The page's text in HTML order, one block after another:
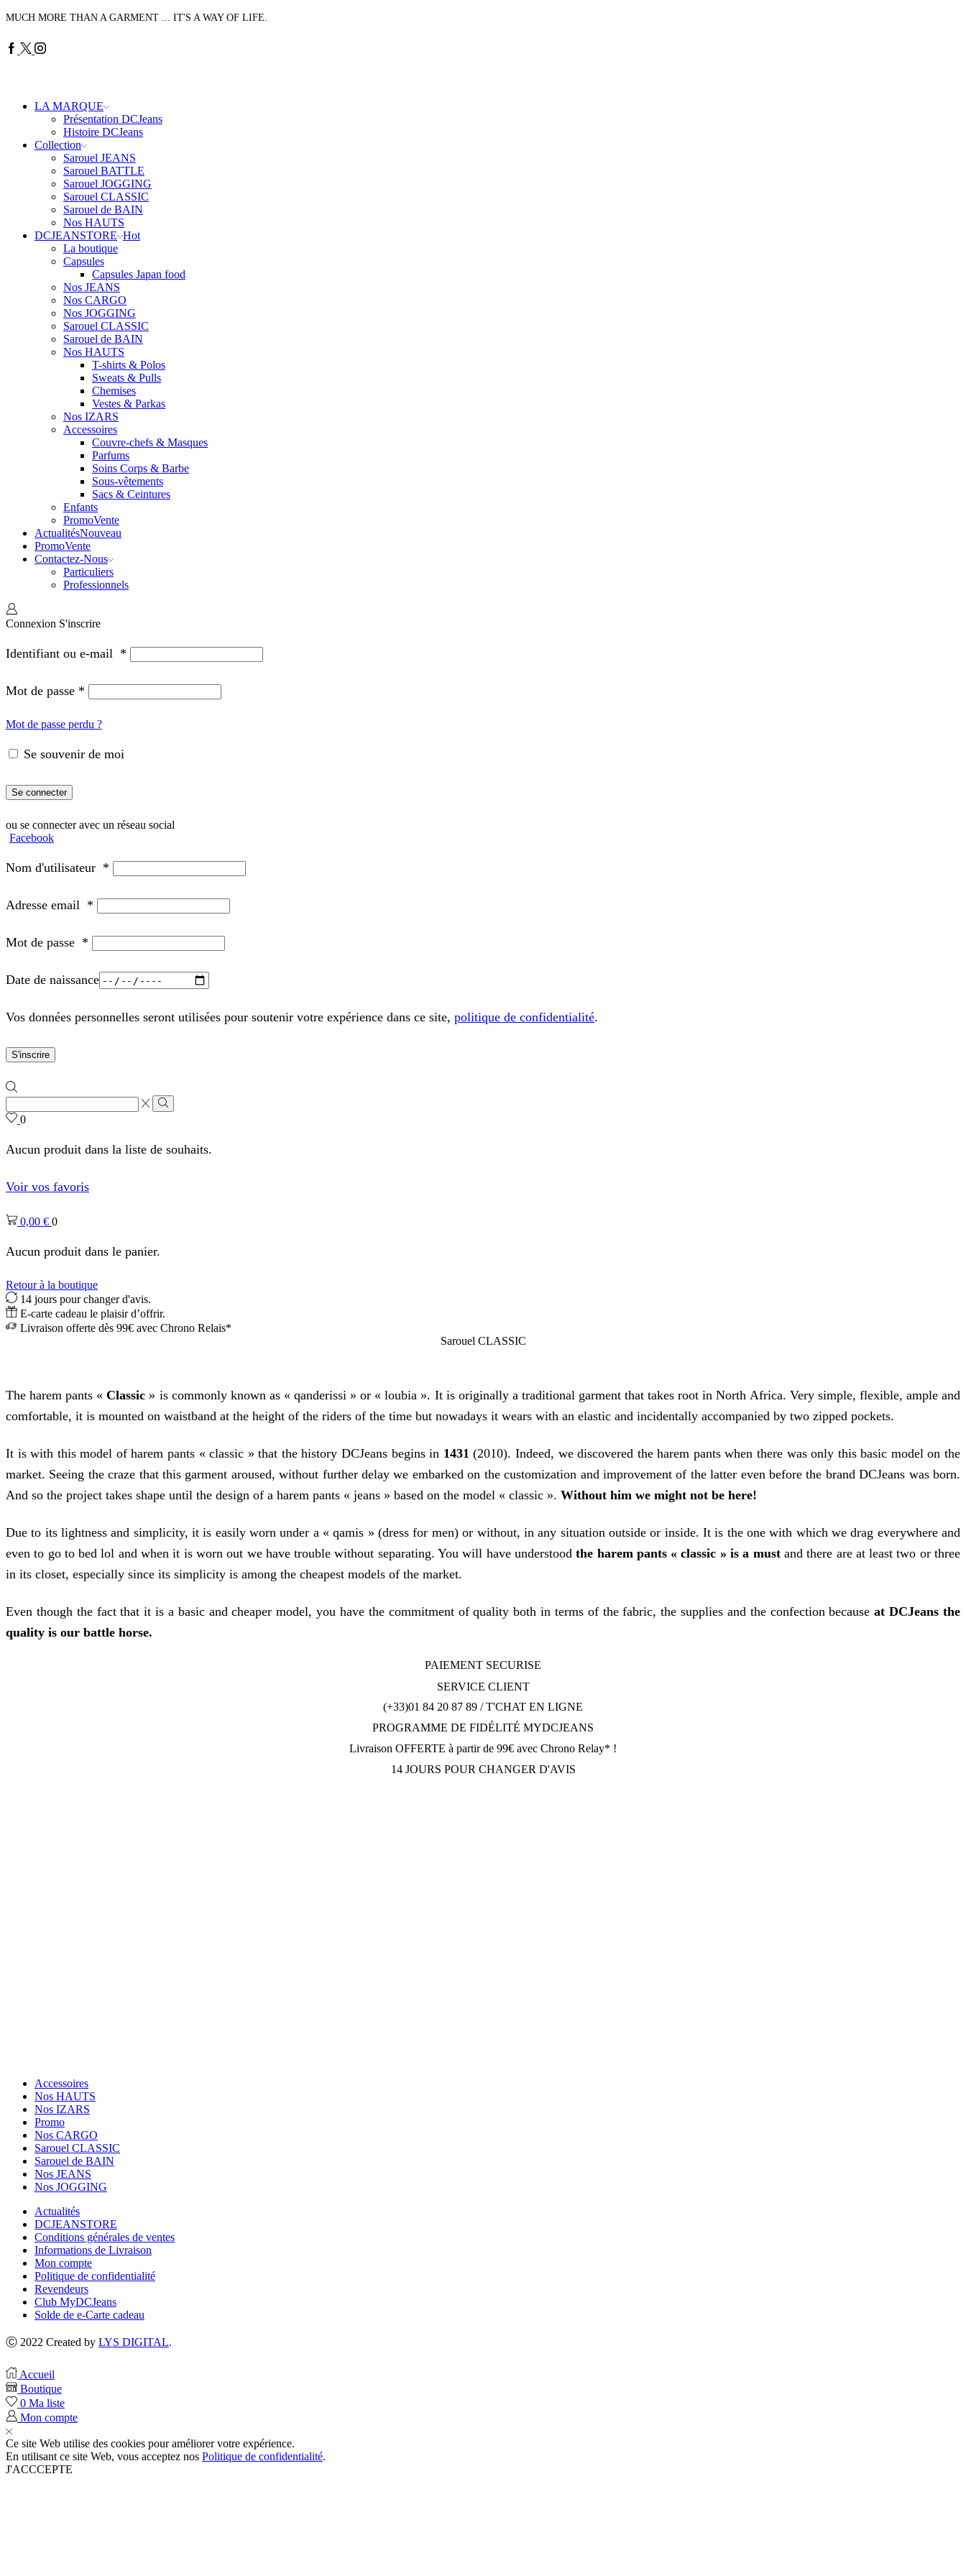
MUCH MORE THAN A GARMENT ... IT'S A WAY OF LIFE.
Facebook
TwitterInstagram
LA MARQUE
Présentation DCJeans
Histoire DCJeans
Collection
Sarouel JEANS
Sarouel BATTLE
Sarouel JOGGING
Sarouel CLASSIC
Sarouel de BAIN
Nos HAUTS
DCJEANSTORE Hot
La boutique
Capsules
Capsules Japan food
Nos JEANS
Nos CARGO
Nos JOGGING
Sarouel CLASSIC
Sarouel de BAIN
Nos HAUTS
T-shirts & Polos
Sweats & Pulls
Chemises
Vestes & Parkas
Nos IZARS
Accessoires
Couvre-chefs & Masques
Parfums
Soins Corps & Barbe
Sous-vêtements
Sacs & Ceintures
Enfants
PromoVente
ActualitésNouveau
PromoVente
Contactez-Nous
Particuliers
Professionnels
Connexion S'inscrire
Identifiant ou e-mail *
Mot de passe *
Mot de passe perdu ?
Se souvenir de moi
Se connecter
ou se connecter avec un réseau social
Facebook
Nom d'utilisateur *
Adresse email *
Mot de passe *
Date de naissance
Vos données personnelles seront utilisées pour soutenir votre expérience dans ce site, politique de confidentialité.
S'inscrire
Zone
de
saisie
recherche
Rechercher
0
Aucun produit dans la liste de souhaits.
Voir vos favoris
0,00 € 0
Aucun produit dans le panier.
Retour à la boutique
14 jours pour changer d'avis.
E-carte cadeau le plaisir d’offrir.
Livraison offerte dès 99€ avec Chrono Relais*
Sarouel CLASSIC
The harem pants «Classic » is commonly known as « qanderissi » or « loubia ». It is originally a traditional garment that takes root in North Africa. Very simple, flexible, ample and
comfortable, it is mounted on waistband at the height of the riders of the time but nowadays it wears with an elastic and incidentally accompanied by two zipped pockets.
It is with this model of harem pants « classic » that the history DCJeans begins in 1431 (2010). Indeed, we discovered the harem pants when there was only this basic model on the
market. Seeing the craze that this garment aroused, without further delay we embarked on the customization and improvement of the latter even before the brand DCJeans was born.
And so the project takes shape until the design of a harem pants « jeans » based on the model « classic ». Without him we might not be here!
Due to its lightness and simplicity, it is easily worn under a « qamis » (dress for men) or without, in any situation outside or inside. It is the one with which we drag everywhere and
even to go to bed lol and when it is worn out we have trouble without separating. You will have understoodthe harem pants « classic » is a mustand there are at least two or three
in its closet, especially since its simplicity is among the cheapest models of the market.
Even though the fact that it is a basic and cheaper model, you have the commitment of quality both in terms of the fabric, the supplies and the confection becauseat DCJeans the
quality is our battle horse.
PAIEMENT SECURISE
SERVICE CLIENT
(+33)01 84 20 87 89 / T'CHAT EN LIGNE
PROGRAMME DE FIDÉLITÉ MYDCJEANS
Livraison OFFERTE à partir de 99€ avec Chrono Relay* !
14 JOURS POUR CHANGER D'AVIS
Accessoires
Nos HAUTS
Nos IZARS
Promo
Nos CARGO
Sarouel CLASSIC
Sarouel de BAIN
Nos JEANS
Nos JOGGING
Actualités
DCJEANSTORE
Conditions générales de ventes
Informations de Livraison
Mon compte
Politique de confidentialité
Revendeurs
Club MyDCJeans
Solde de e-Carte cadeau
Ⓒ 2022 Created by LYS DIGITAL.
Accueil
Boutique
0 Ma liste
Mon compte
Ce site Web utilise des cookies pour améliorer votre expérience.
En utilisant ce site Web, vous acceptez nos Politique de confidentialité.
J'ACCCEPTE